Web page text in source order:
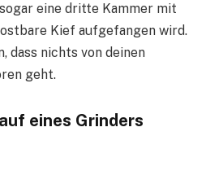
eine dritte Kammer mit
Kief aufgefangen wird.
dass nichts von deinen
geht.
eines Grinders